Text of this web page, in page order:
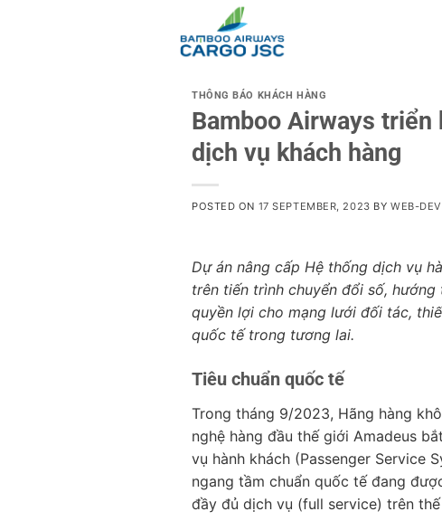
THÔNG BÁO KHÁCH HÀNG
Bamboo Airways triển
dịch vụ khách hàng
POSTED ON 17 SEPTEMBER, 2023 BY WEB-DEV
Dự án nâng cấp Hệ thống dịch vụ
trên tiến trình chuyển đổi số,
quyền lợi cho mạng lưới đối tác,
quốc tế trong tương lai.
Tiêu chuẩn quốc tế
Trong tháng 9/2023, Hãng hàng
nghệ hàng đầu thế giới Amadeus
vụ hành khách (Passenger Service
ngang tầm chuẩn quốc tế đang
đầy đủ dịch vụ (full service) trên